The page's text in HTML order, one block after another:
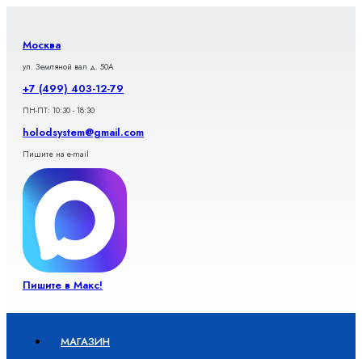
содержимому
Москва
ул. Земляной вал д. 50А
+7 (499) 403-12-79
ПН-ПТ: 10:30 - 18:30
holodsystem@gmail.com
Пишите на e-mail
Пишите в Макс!
МАГАЗИН